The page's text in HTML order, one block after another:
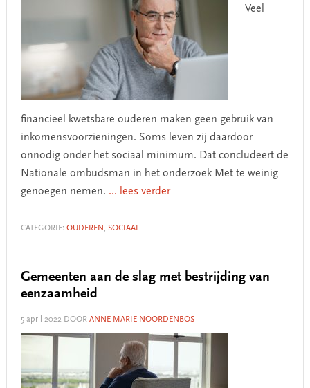
Veel
financieel kwetsbare ouderen maken geen gebruik van
inkomensvoorzieningen. Soms leven zij daardoor
onnodig onder het sociaal minimum. Dat concludeert de
Nationale ombudsman in het onderzoek Met te weinig
genoegen nemen. ... lees verder
CATEGORIE: OUDEREN , SOCIAAL
Gemeenten aan de slag met bestrijding van
eenzaamheid
5 april 2022DOOR ANNE-MARIE NOORDENBOS